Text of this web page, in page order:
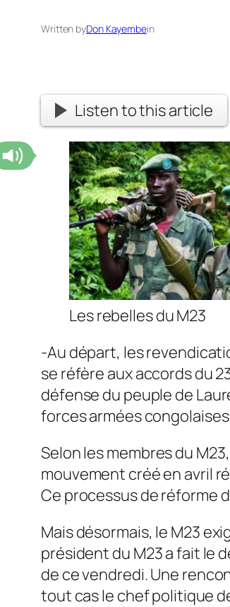
Written byDon Kayembein
Listen to this article
Les rebelles du M23
-Au départ, les
se réfère aux accords du
défense du peuple de
forces armées
Selon les membres du
mouvement créé en avril
Ce processus de réforme
Mais désormais, le M23
président du M23 a fait le
de ce vendredi. Une
tout cas le chef politique